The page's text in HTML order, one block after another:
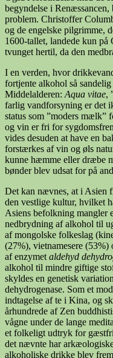
begyndelse i
problem. Christoffer
og de engelske pilgrimme,
1600-tallet, landede kun
tvunget hertil, da den
I en verden, hvor
fortjente alkohol så
Middelalderen:Aqua vitae,
farlig vandforsyning er det
status som ”moders
og vin er fri for
vides desuden at have en
forstærkes af vin og øls
kunne hæmme eller dræbe
bønder blev udsat for på
Det kan nævnes, at i Asien
den vestlige kultur, hvilket
Asiens befolkning mangler
nedbrydning af alkohol til
af mongolske folkeslag
(27%), vietnamesere
af enzymetaldehyd
alkohol til mindre giftige
skyldes en genetisk
dehydrogenase. Som et
indtagelse af te i Kina, og
århundrede af Zen
vågne under de lange
et folkeligt udtryk for
det nævnte har
alkoholiske drikke blev